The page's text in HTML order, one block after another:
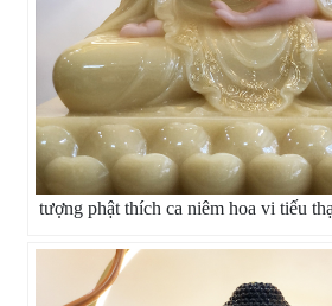
tượng phật thích ca niêm hoa vi tiếu